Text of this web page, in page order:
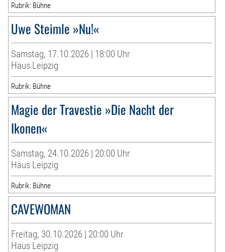
Rubrik: Bühne
Uwe Steimle »Nu!«
Samstag, 17.10.2026 | 18:00 Uhr
Haus Leipzig
Rubrik: Bühne
Magie der Travestie »Die Nacht der
Ikonen«
Samstag, 24.10.2026 | 20:00 Uhr
Haus Leipzig
Rubrik: Bühne
CAVEWOMAN
Freitag, 30.10.2026 | 20:00 Uhr
Haus Leipzig